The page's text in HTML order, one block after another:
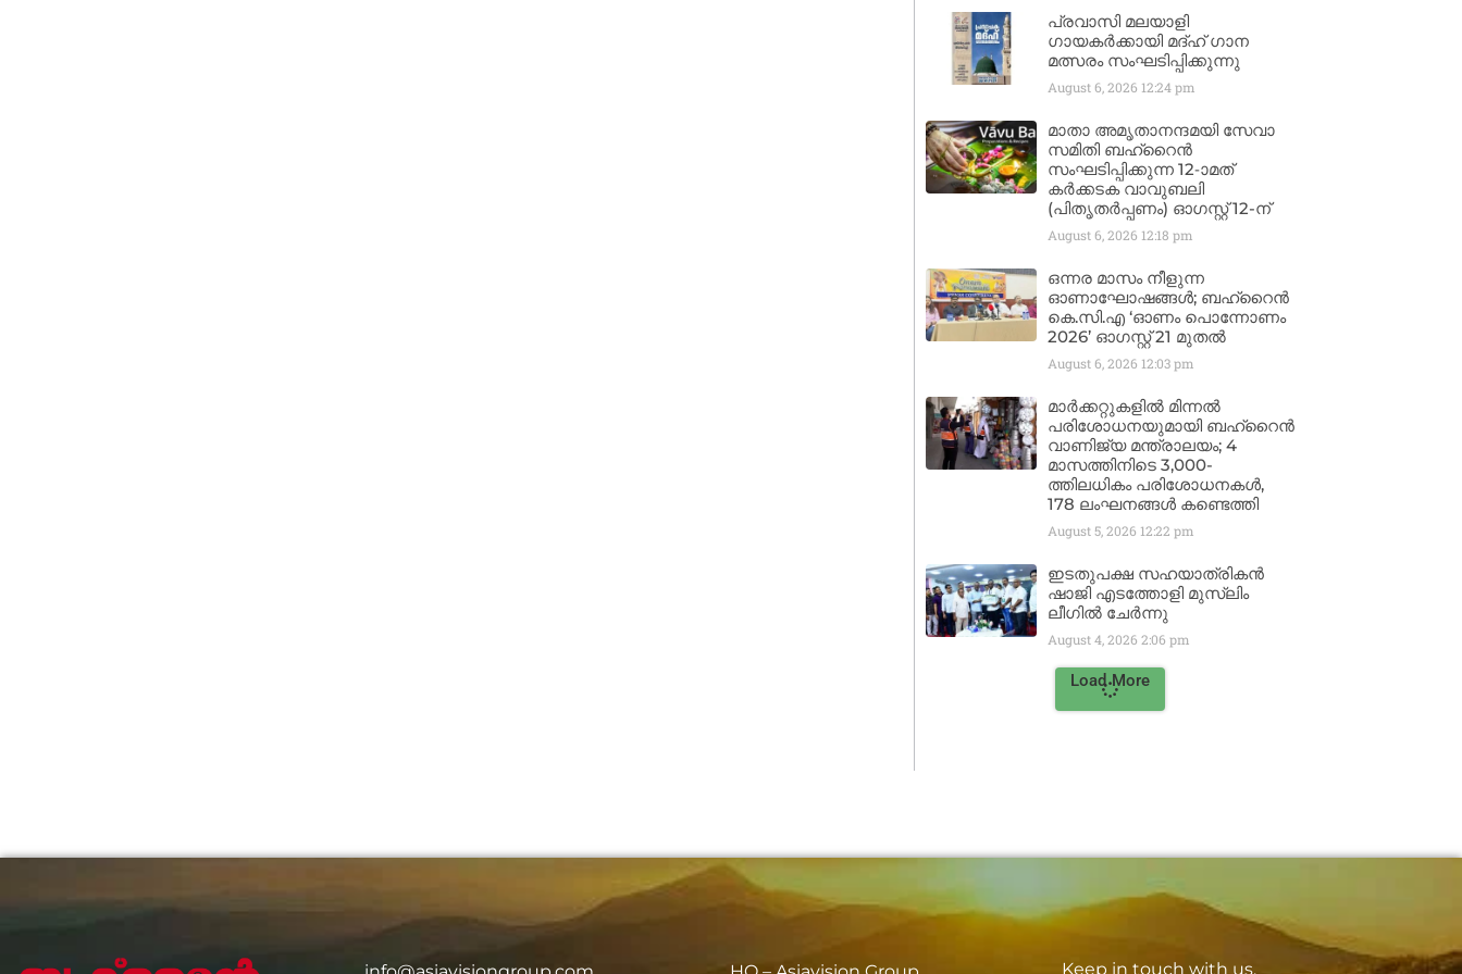
പ്രവാസി മലയാളി
ഗായകർക്കായി മദ്ഹ് ഗാന
മത്സരം സംഘടിപ്പിക്കുന്നു
August 6, 2026 12:24 pm
മാതാ അമൃതാനന്ദമയി സേവാ
സമിതി ബഹ്‌റൈൻ
സംഘടിപ്പിക്കുന്ന 12-ാമത്
കർക്കടക വാവുബലി
(പിതൃതർപ്പണം) ഓഗസ്റ്റ് 12-ന്
August 6, 2026 12:18 pm
ഒന്നര മാസം നീളുന്ന
ഓണാഘോഷങ്ങൾ; ബഹ്‌റൈൻ
കെ.സി.എ ‘ഓണം പൊന്നോണം
2026’ ഓഗസ്റ്റ് 21 മുതൽ
August 6, 2026 12:03 pm
മാർക്കറ്റുകളിൽ മിന്നൽ
പരിശോധനയുമായി ബഹ്‌റൈൻ
വാണിജ്യ മന്ത്രാലയം; 4
മാസത്തിനിടെ 3,000-
ത്തിലധികം പരിശോധനകൾ,
178 ലംഘനങ്ങൾ കണ്ടെത്തി
August 5, 2026 12:22 pm
ഇടതുപക്ഷ സഹയാത്രികൻ
ഷാജി എടത്തോളി മുസ്‌ലിം
ലീഗിൽ ചേർന്നു
August 4, 2026 2:06 pm
Load More
Keep in touch with us.